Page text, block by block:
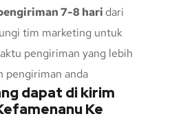
7-8 hari dari
tim marketing untuk
pengiriman yang lebih
pengiriman anda
dapat di kirim
Ke